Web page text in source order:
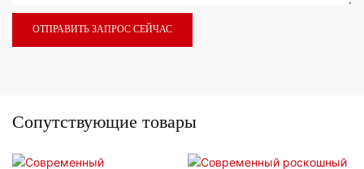
ОТПРАВИТЬ ЗАПРОС СЕЙЧАС
Сопутствующие товары